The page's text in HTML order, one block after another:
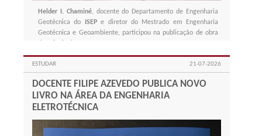
Helder I. Chaminé, docente do Departamento de Engenharia
Geotécnica do
ISEPe diretor do Mestrado em Engenharia
Geotécnica e Geoambiente, participou na publicação de obra
ESTUDAR 21-07-2026
DOCENTE FILIPE AZEVEDO PUBLICA NOVO
LIVRO NA ÁREA DA ENGENHARIA
ELETROTÉCNICA